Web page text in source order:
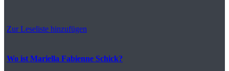
Zur Leseliste hinzufügen
Wo ist Mariella Fabienne Schick?